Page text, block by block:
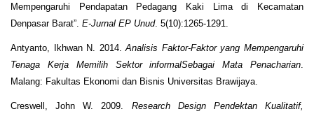
Mempengaruhi Pendapatan Pedagang Kaki Lima di Kecamatan
Denpasar Barat”. E-Jurnal EP Unud. 5(10):1265-1291.
Antyanto, Ikhwan N. 2014.Analisis Faktor-Faktor yang Mempengaruhi
Tenaga
Kerja Memilih Sektor informalSebagai Mata Penacharian
Malang: Fakultas Ekonomi dan Bisnis Universitas Brawijaya.
Creswell, John W. 2009. Research Design Pendektan Kualitatif,